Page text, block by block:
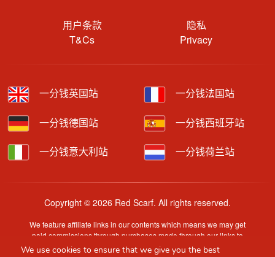
用户条款
T&Cs
隐私
Privacy
一分钱英国站 一分钱法国站
一分钱德国站 一分钱西班牙站
一分钱意大利站 一分钱荷兰站
Copyright © 2026 Red Scarf. All rights reserved.
We feature affiliate links in our contents which means we may get
paid commissions through purchases made through our links to
retailer sites.
We use cookies to ensure that we give you the best